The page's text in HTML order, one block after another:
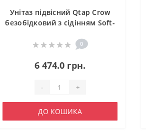
Унітаз підвісний Qtap Crow
безобідковий з сідінням Soft-
0
6 474.0 грн.
- +
ДО КОШИКА